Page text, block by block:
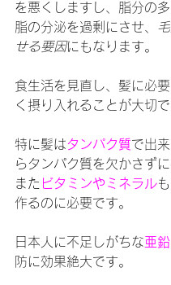
を悪くしますし、脂分の
脂の分泌を過剰にさせ、
せる要因にもなります。
食生活を見直し、髪に必
く摂り入れることが大切で
特に髪はタンパク質で出
らタンパク質を欠かさずに
また ビタミンやミネラル
作るのに必要です。
日本人に不足しがちな亜鉛
防に効果絶大です。